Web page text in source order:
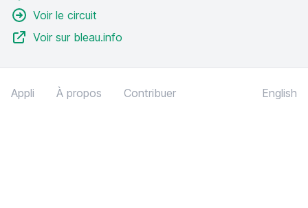
Voir le circuit
Voir sur bleau.info
Appli À propos Contribuer English